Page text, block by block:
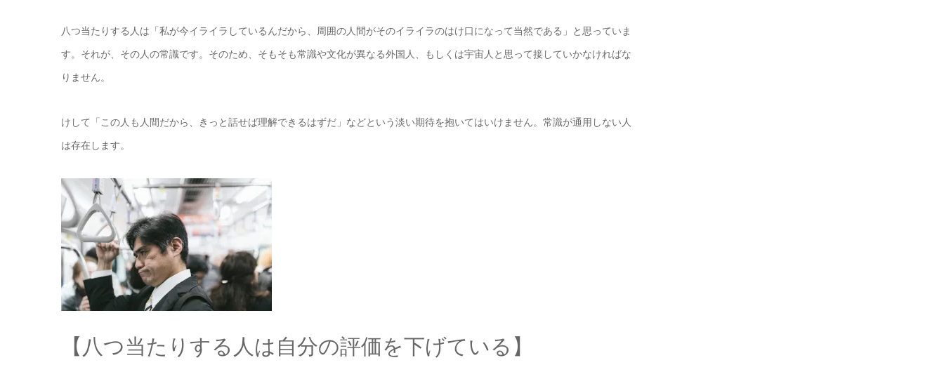
八つ当たりする人は「私が今イライラしているんだから、周囲の人間がそのイライラのはけ口になって当然である」と思っていま
す。それが、その人の常識です。そのため、そもそも常識や文化が異なる外国人、もしくは宇宙人と思って接していかなければな
りません。
けして「この人も人間だから、きっと話せば理解できるはずだ」などという淡い期待を抱いてはいけません。常識が通用しない人
は存在します。
【八つ当たりする人は自分の評価を下げている】